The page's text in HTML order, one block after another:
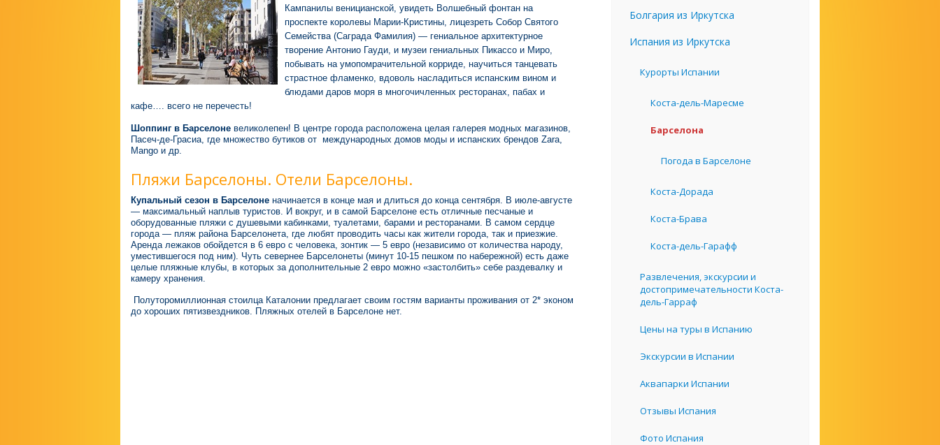
Кампанилы веницианской, увидеть Волшебный фонтан на
проспекте королевы Марии-Кристины, лицезреть Собор Святого
Семейства (Саграда Фамилия) — гениальное архитектурное
творение Антонио Гауди, и музеи гениальных Пикассо и Миро,
побывать на умопомрачительной корриде, научиться танцевать
страстное фламенко, вдоволь насладиться испанским вином и
блюдами даров моря в многочичленных ресторанах, пабах и
кафе…. всего не перечесть!
Шоппинг в Барселоне великолепен! В центре города расположена целая галерея модных магазинов,
Пасеч-де-Грасиа, где множество бутиков от международных домов моды и испанских брендов Zara,
Mango и др.
Пляжи Барселоны. Отели Барселоны.
Купальный сезон в Барселоне начинается в конце мая и длиться до конца сентября. В июле-августе
— максимальный наплыв туристов. И вокруг, и в самой Барселоне есть отличные песчаные и
оборудованные пляжи с душевыми кабинками, туалетами, барами и ресторанами. В самом сердце
города — пляж района Барселонета, где любят проводить часы как жители города, так и приезжие.
Аренда лежаков обойдется в 6 евро с человека, зонтик — 5 евро (независимо от количества народу,
уместившегося под ним). Чуть севернее Барселонеты (минут 10-15 пешком по набережной) есть даже
целые пляжные клубы, в которых за дополнительные 2 евро можно «застолбить» себе раздевалку и
камеру хранения.
Полуторомиллионная стоилца Каталонии предлагает своим гостям варианты проживания от 2* эконом
до хороших пятизвездников. Пляжных отелей в Барселоне нет.
Болгария из Иркутска
Испания из Иркутска
Курорты Испании
Коста-дель-Маресме
Барселона
Погода в Барселоне
Коста-Дорада
Коста-Брава
Коста-дель-Гарафф
Развлечения, экскурсии и
достопримечательности Коста-
дель-Гарраф
Цены на туры в Испанию
Экскурсии в Испании
Аквапарки Испании
Отзывы Испания
Фото Испания